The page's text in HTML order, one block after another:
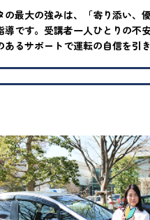
の最大の強みは、「寄り添い、
導です。受講者一人ひとりの不安
あるサポートで運転の自信を引き